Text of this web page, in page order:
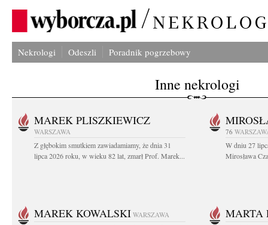
Nekrologi Odeszli Poradnik pogrzebowy
Inne nekrologi
MAREK PLISZKIEWICZ
WARSZAWA
Z głębokim smutkiem zawiadamiamy, że dnia 31
lipca 2026 roku, w wieku 82 lat, zmarł Prof. Marek...
76
W dniu 27
Mirosława
MAREK KOWALSKI WARSZAWA MARTA